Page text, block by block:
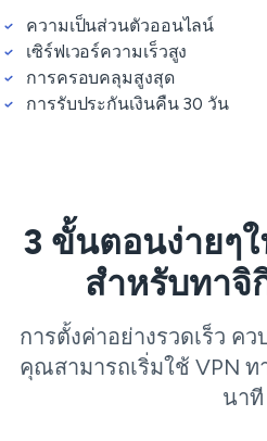
ความเป็นส่วนตัวออนไลน์
เซิร์ฟเวอร์ความเร็วสูง
การครอบคลุมสูงสุด
การรับประกันเงินคืน 30 วัน
3 ขั้นตอนง่ายๆ
สำหรับทาจิ
การตั้งค่าอย่างรวดเร็ว ค
คุณสามารถเริ่มใช้ VPN
นาที